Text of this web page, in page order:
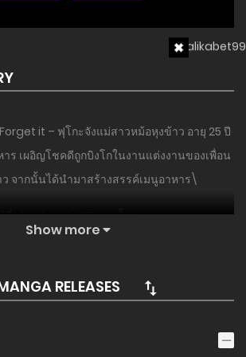
it – ฟุโกะจังแม่สาวหม้อหุงข้าว อายุ 25 ปี
ร เผอิญโชคดีถูกบิงโกในงานแต่งงานของเพื่อน
จากนั้นได้นำมาสร้างสรรค์เมนูอาหาร\
MANGA-LC.NET เท่านั้น!
Show more
RELEASES